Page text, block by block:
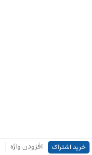
خرید اشتراک افزودن واژه